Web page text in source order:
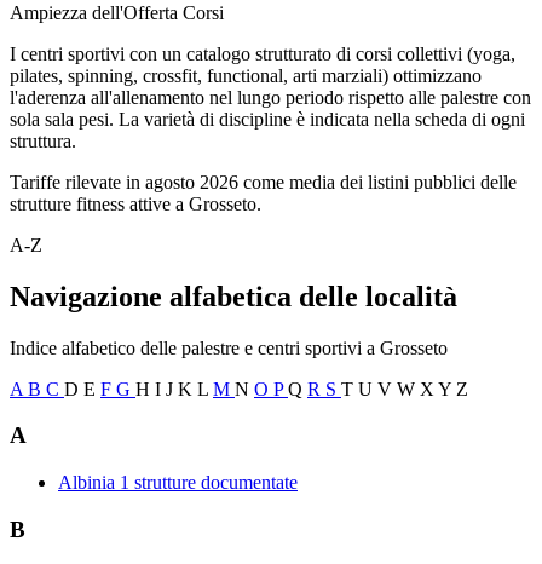
Ampiezza dell'Offerta Corsi
I centri sportivi con un catalogo strutturato di corsi collettivi (yoga,
pilates, spinning, crossfit, functional, arti marziali) ottimizzano
l'aderenza all'allenamento nel lungo periodo rispetto alle palestre con
sola sala pesi. La varietà di discipline è indicata nella scheda di ogni
struttura.
Tariffe rilevate in agosto 2026 come media dei listini pubblici delle
strutture fitness attive a Grosseto.
A-Z
Navigazione alfabetica delle località
Indice alfabetico delle palestre e centri sportivi a Grosseto
A B C D E F G H I J K L M N O PQ R S T U V W X Y Z
A
Albinia 1 strutture documentate
B